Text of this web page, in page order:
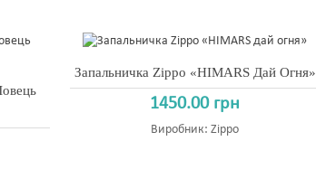
Запальничка Zippo «HIMARS Дай Огня»
1450.00 грн
Виробник:Zippo